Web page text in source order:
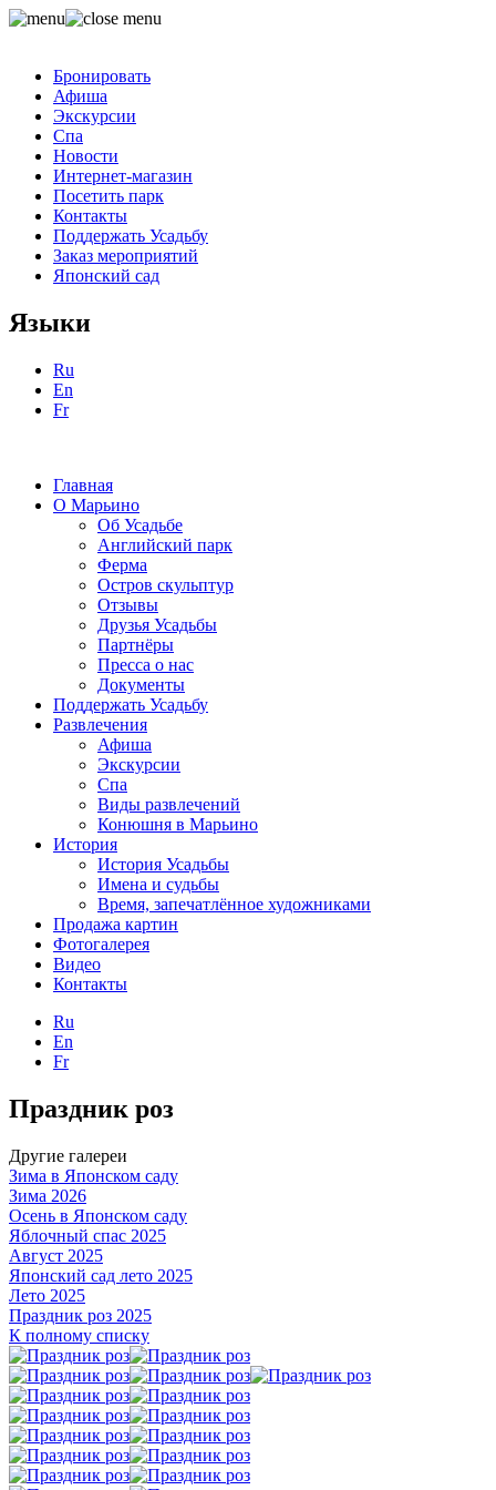
Бронировать
Афиша
Экскурсии
Спа
Новости
Интернет-магазин
Посетить парк
Контакты
Поддержать Усадьбу
Заказ мероприятий
Японский сад
Языки
Ru
En
Fr
Главная
О Марьино
Об Усадьбе
Английский парк
Ферма
Остров скульптур
Отзывы
Друзья Усадьбы
Партнёры
Пресса о нас
Документы
Поддержать Усадьбу
Развлечения
Афиша
Экскурсии
Спа
Виды развлечений
Конюшня в Марьино
История
История Усадьбы
Имена и судьбы
Время, запечатлённое художниками
Продажа картин
Фотогалерея
Видео
Контакты
Ru
En
Fr
Праздник роз
Другие галереи
Зима в Японском саду
Зима 2026
Осень в Японском саду
Яблочный спас 2025
Август 2025
Японский сад лето 2025
Лето 2025
Праздник роз 2025
К полному списку